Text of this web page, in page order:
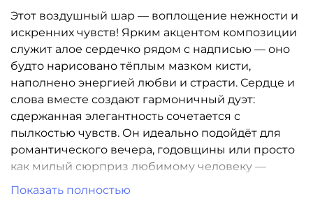
Этот воздушный шар — воплощение нежности и
искренних чувств! Ярким акцентом композиции
служит алое сердечко рядом с надписью — оно
будто нарисовано тёплым мазком кисти,
наполнено энергией любви и страсти. Сердце и
слова вместе создают гармоничный дуэт:
сдержанная элегантность сочетается с
пылкостью чувств. Он идеально подойдёт для
романтического вечера, годовщины или просто
как милый сюрприз любимому человеку —
чтобы напомнить о своих чувствах в самый
Показать полностью